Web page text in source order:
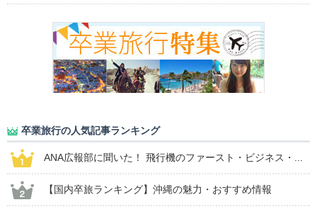
卒業旅行の人気記事ランキング
ANA広報部に聞いた！ 飛行機のファースト・ビジネス・...
【国内卒旅ランキング】沖縄の魅力・おすすめ情報